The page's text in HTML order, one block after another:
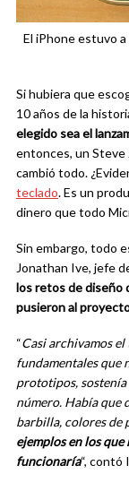
El iPhone estuvo
Si hubiera que
10 años de la
elegido sea el
entonces, un Steve
cambió todo.
teclado. Es un
dinero que todo
Sin embargo, todo
Jonathan Ive, jefe
los retos de diseño
pusieron al
“Casi archivamos
fundamentales que
prototipos, sostenía
número. Había que
barbilla, colores de
ejemplos en los que
funcionaría“, contó